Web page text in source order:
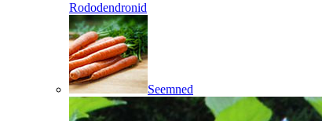
Rododendronid
Seemned